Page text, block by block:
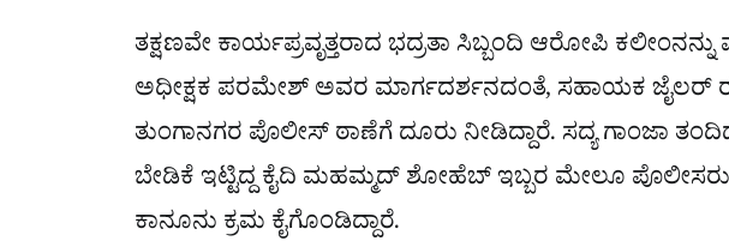
ತಕ್ಷಣವೇ ಕಾರ್ಯಪ್ರವೃತ್ತರಾದ ಭದ್ರತಾ ಸಿಬ್ಬಂದಿ ಆರೋಪಿ ಕಲೀಂನನ್ನು
ಅಧೀಕ್ಷಕ ಪರಮೇಶ್ ಅವರ ಮಾರ್ಗದರ್ಶನದಂತೆ, ಸಹಾಯಕ
ತುಂಗಾನಗರ ಪೊಲೀಸ್ ಠಾಣೆಗೆ ದೂರು ನೀಡಿದ್ದಾರೆ. ಸದ್ಯ ಗಾಂಜಾ
ಬೇಡಿಕೆ ಇಟ್ಟಿದ್ದ ಕೈದಿ ಮಹಮ್ಮದ್ ಶೋಹೆಬ್ ಇಬ್ಬರ ಮೇಲೂ
ಕಾನೂನು ಕ್ರಮ ಕೈಗೊಂಡಿದ್ದಾರೆ.